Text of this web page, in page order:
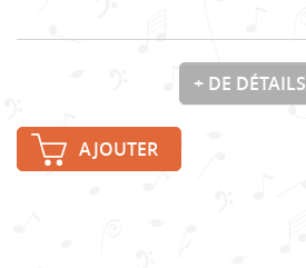
+ DE DÉTAILS
AJOUTER